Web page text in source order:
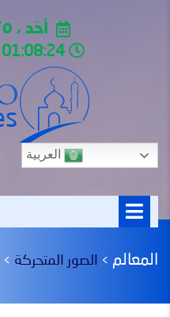
أحَد ، ٢٥ صَفَر ١٤٤٨
01:08:24 / 09-08-2026
العربية
المعالم > الصور المتحركة >